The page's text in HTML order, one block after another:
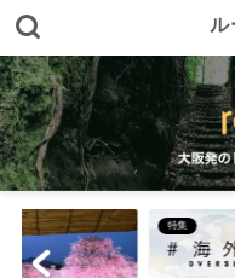
ル
特集